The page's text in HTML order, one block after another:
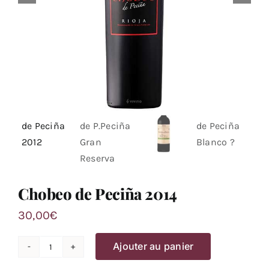
Chobeo de Peciña 2014
30,00€
Ajouter au panier